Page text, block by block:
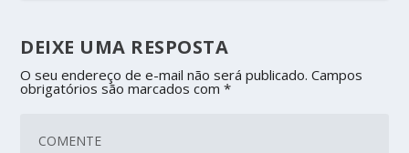
DEIXE UMA RESPOSTA
O seu endereço de e-mail não será publicado. Campos
obrigatórios são marcados com*